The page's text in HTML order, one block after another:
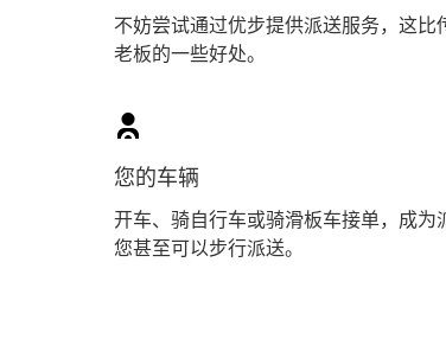
不妨尝试通过优步提供派送服务，这
老板的一些好处。
您的车辆
开车、骑自行车或骑滑板车接单，成为
您甚至可以步行派送。